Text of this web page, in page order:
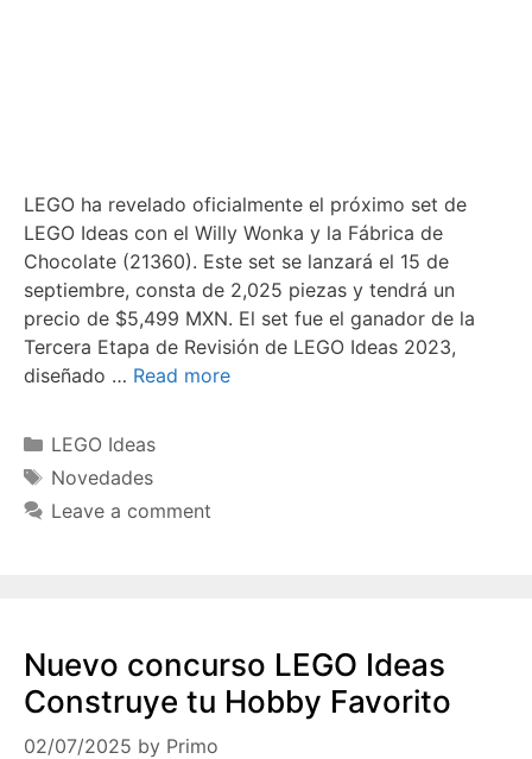
LEGO ha revelado oficialmente el próximo set de
LEGO Ideas con el Willy Wonka y la Fábrica de
Chocolate (21360). Este set se lanzará el 15 de
septiembre, consta de 2,025 piezas y tendrá un
precio de $5,499 MXN. El set fue el ganador de la
Tercera Etapa de Revisión de LEGO Ideas 2023,
diseñado … Read more
Categories
LEGO Ideas
Tags
Novedades
Leave a comment
Nuevo concurso LEGO Ideas
Construye tu Hobby Favorito
02/07/2025 by Primo